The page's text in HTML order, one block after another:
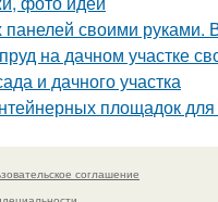
панелей своими руками.
на дачном участке
и дачного участка
площадок
соглашение